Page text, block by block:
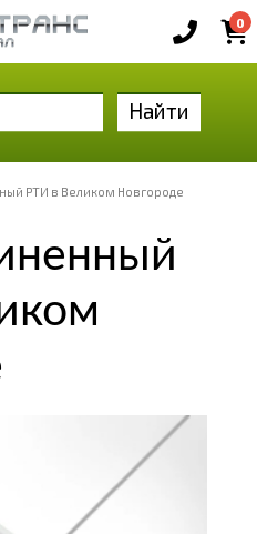
0
Найти
РТИ в Великом Новгороде